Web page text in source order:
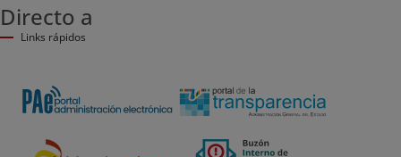
Directo a
Links rápidos